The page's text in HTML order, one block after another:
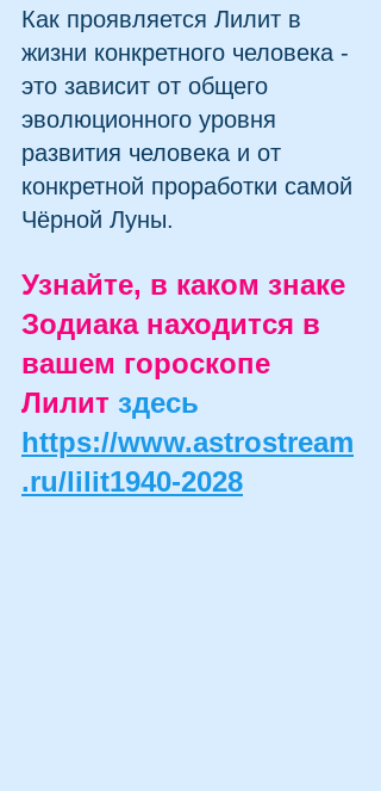
Как проявляется Лилит в
жизни конкретного человека -
это зависит от общего
эволюционного уровня
развития человека и от
конкретной проработки самой
Чёрной Луны.
Узнайте, в каком знаке
Зодиака находится в
вашем гороскопе
Лилит здесь
https://www.astrostream
.ru/lilit1940-2028